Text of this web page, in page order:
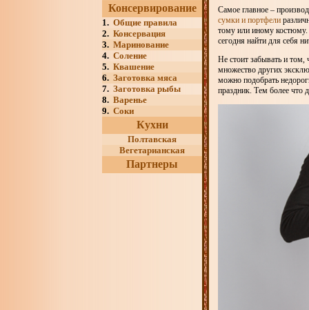
Консервирование
1. Общие правила
2. Консервация
3. Маринование
4. Соление
5. Квашение
6. Заготовка мяса
7. Заготовка рыбы
8. Варенье
9. Соки
Кухни
Полтавская
Вегетарианская
Партнеры
Самое главное –
сумки и портфели
тому или иному костюму.
сегодня найти для себя
Не стоит забывать и том,
множество других
можно подобрать
праздник. Тем более что